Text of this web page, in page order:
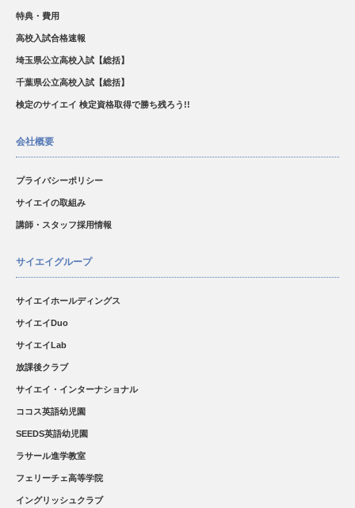
特典・費用
高校入試合格速報
埼玉県公立高校入試【総括】
千葉県公立高校入試【総括】
検定のサイエイ 検定資格取得で勝ち残ろう!!
会社概要
プライバシーポリシー
サイエイの取組み
講師・スタッフ採用情報
サイエイグループ
サイエイホールディングス
サイエイDuo
サイエイLab
放課後クラブ
サイエイ・インターナショナル
ココス英語幼児園
SEEDS英語幼児園
ラサール進学教室
フェリーチェ高等学院
イングリッシュクラブ